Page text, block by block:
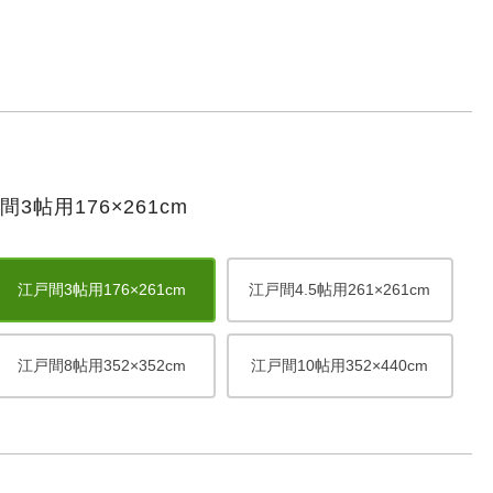
3帖用176×261cm
江戸間3帖用176×261cm 江戸間4.5帖用261×261cm
江戸間8帖用352×352cm 江戸間10帖用352×440cm